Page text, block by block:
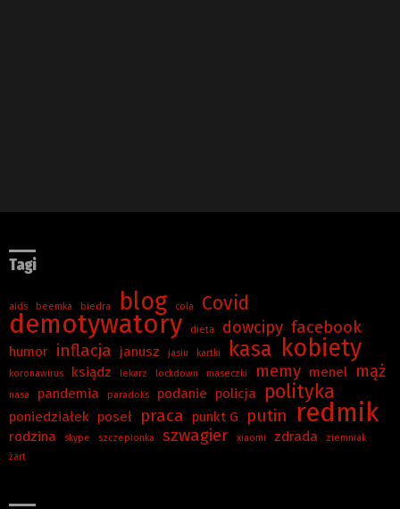
Tagi
aids beemka biedra blog cola Covid
demotywatory dieta dowcipy facebook
humor inflacja janusz jasiu kartki kasa kobiety
koronawirus ksiądz lekarz lockdown maseczki memy menel mąż
nasa pandemia paradoks podanie policja polityka
poniedziałek poseł praca punkt G putin redmik
rodzina skype szczepionka szwagier xiaomi zdrada
ziemniak
żart